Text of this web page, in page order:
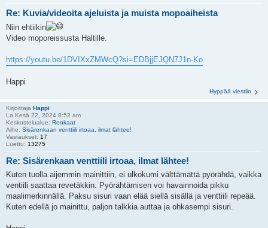
Re: Kuvia/videoita ajeluista ja muista mopoaiheista
Niin ehtiikin
Video moporeissusta Haltille.
https://youtu.be/1DVIXxZMWcQ?si=EDBjjEJQN7J1n-Ko
Happi
Hyppää viestiin
Kirjoittaja Happi
La Kesä 22, 2024 8:52 am
Keskustelualue: Renkaat
Aihe: Sisärenkaan venttiili irtoaa, ilmat lähtee!
Vastaukset: 17
Luettu: 13275
Re: Sisärenkaan venttiili irtoaa, ilmat lähtee!
Kuten tuolla aijemmin mainittiin, ei ulkokumi välttämättä pyörähdä, vaikka
ventiili saattaa revetäkkin. Pyörähtämisen voi havainnoida pikku
maalimerkinnällä. Paksu sisuri vaan elää siellä sisällä ja venttiili repeää.
Kuten edellä jo mainittu, paljon talkkia auttaa ja ohkasempi sisuri.